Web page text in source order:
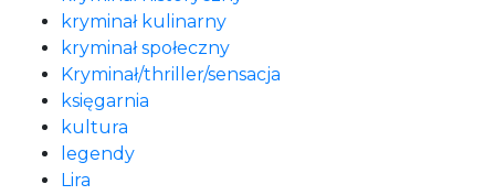
kryminał kulinarny
kryminał społeczny
Kryminał/thriller/sensacja
księgarnia
kultura
legendy
Lira